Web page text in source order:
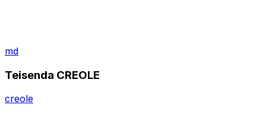
md
Teisenda CREOLE
creole